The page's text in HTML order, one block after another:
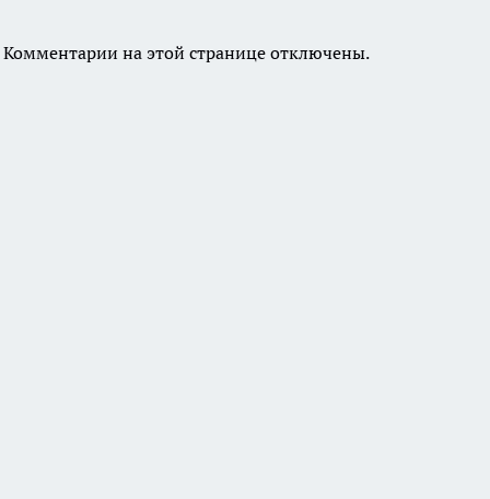
Комментарии на этой странице отключены.